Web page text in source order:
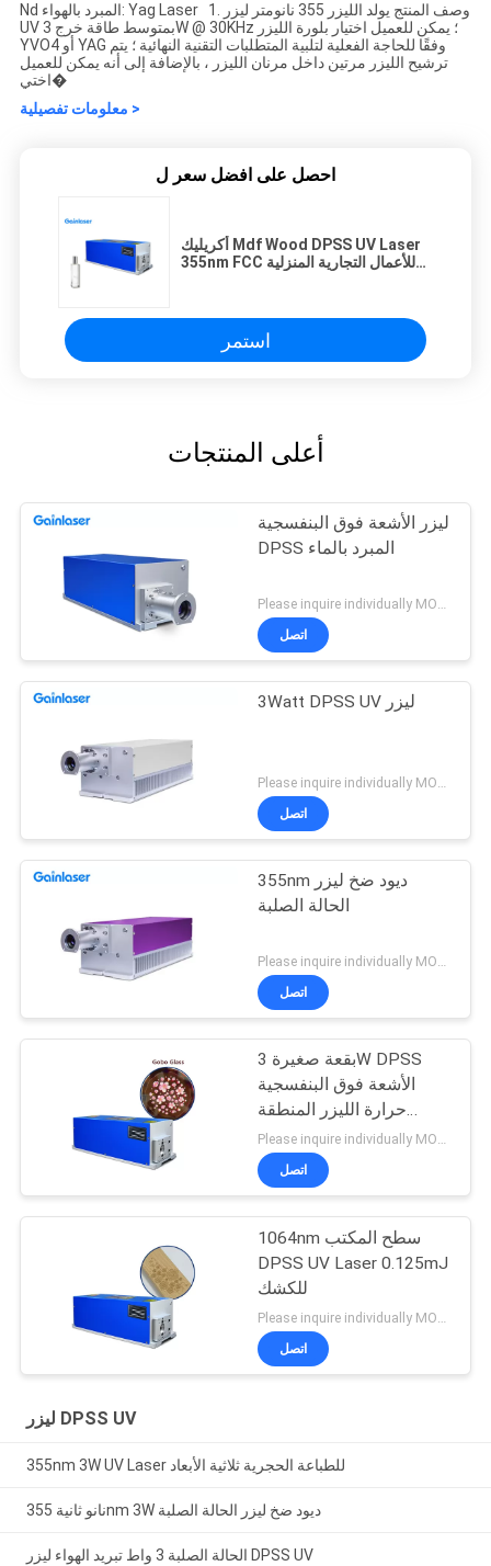
Nd المبرد بالهواء: Yag Laser 1. وصف المنتج يولد الليزر 355 نانومتر ليزر
UV بمتوسط ​​طاقة خرج 3W @ 30KHz ؛ يمكن للعميل اختيار بلورة الليزر
YVO4 أو YAG وفقًا للحاجة الفعلية لتلبية المتطلبات التقنية النهائية ؛ يتم
ترشيح الليزر مرتين داخل مرنان الليزر ، بالإضافة إلى أنه يمكن للعميل
اختي�
معلومات تفصيلية >
احصل على افضل سعر ل
أكريليك Mdf Wood DPSS UV Laser
355nm FCC للأعمال التجارية المنزلية
استمر
أعلى المنتجات
ليزر الأشعة فوق البنفسجية
DPSS المبرد بالماء
Please inquire individually MOQ:1
اتصل
3Watt DPSS UV ليزر
اتصل
355nm ديود ضخ ليزر
الحالة الصلبة
اتصل
بقعة صغيرة 3W DPSS
الأشعة فوق البنفسجية
حرارة الليزر المنطقة
المتضررة 1-150 كيلو هرتزPlease inquire individually MOQ:1
اتصل
1064nm سطح المكتب
DPSS UV Laser 0.125mJ
للكشك
Please inquire individually MOQ:1
اتصل
ليزر DPSS UV
355nm 3W UV Laser للطباعة الحجرية ثلاثية الأبعاد
نانو ثانية 355nm 3W ديود ضخ ليزر الحالة الصلبة
الحالة الصلبة 3 واط تبريد الهواء ليزر DPSS UV